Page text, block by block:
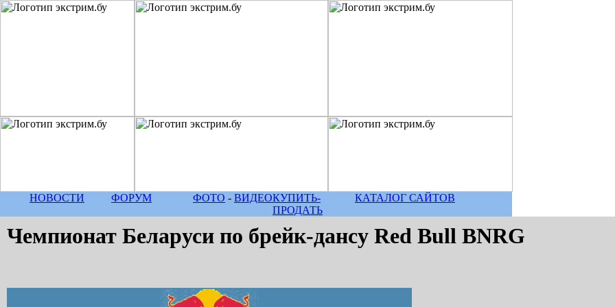
НОВОСТИ ФОРУМ ФОТО - ВИДЕОКУПИТЬ-
ПРОДАТЬ
КАТАЛОГ САЙТОВ
Чемпионат Беларуси по брейк-дансу Red Bull BNRG